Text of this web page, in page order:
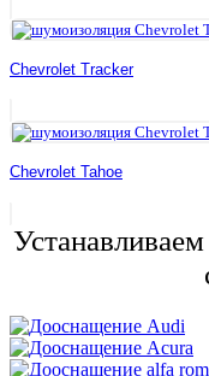
Chevrolet Tracker
Chevrolet Tahoe